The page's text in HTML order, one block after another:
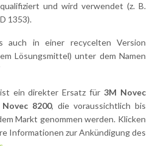
und wird verwendet (z. B.
1353).
auch in einer recycelten Version
Lösungsmittel) unter dem Namen
ein direkter Ersatz für3M Novec
8200, die voraussichtlich bis
Markt genommen werden. Klicken
Informationen zur Ankündigung des